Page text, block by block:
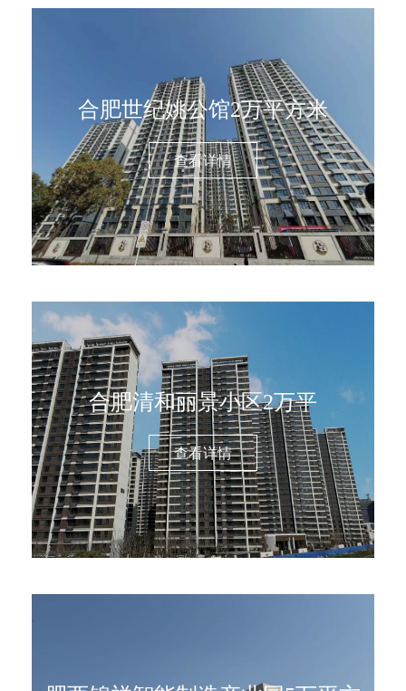
合肥世纪姚公馆2万平方米
查看详情
合肥清和丽景小区2万平
查看详情